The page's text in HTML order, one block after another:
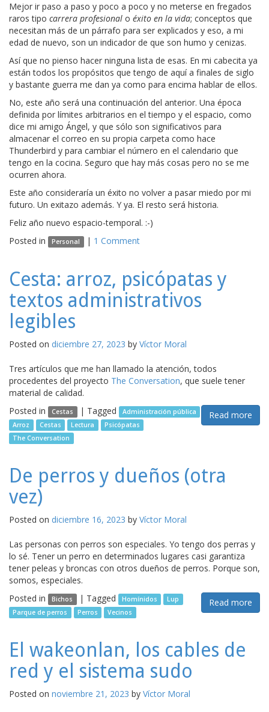
Mejor ir paso a paso y poco a poco y no meterse en fregados
raros tipo carrera profesional o éxito en la vida; conceptos que
necesitan más de un párrafo para ser explicados y eso, a mi
edad de nuevo, son un indicador de que son humo y cenizas.
Así que no pienso hacer ninguna lista de esas. En mi cabecita ya
están todos los propósitos que tengo de aquí a finales de siglo
y bastante guerra me dan ya como para encima hablar de ellos.
No, este año será una continuación del anterior. Una época
definida por límites arbitrarios en el tiempo y el espacio, como
dice mi amigo Ángel, y que sólo son significativos para
almacenar el correo en su propia carpeta como hace
Thunderbird y para cambiar el número en el calendario que
tengo en la cocina. Seguro que hay más cosas pero no se me
ocurren ahora.
Este año consideraría un éxito no volver a pasar miedo por mi
futuro. Un exitazo además. Y ya. El resto será historia.
Feliz año nuevo espacio-temporal. :-)
Posted in
Personal | 1 Comment
Cesta: arroz, psicópatas y
textos administrativos
legibles
Posted on diciembre 27, 2023 by Víctor Moral
Tres artículos que me han llamado la atención, todos
procedentes del proyecto The Conversation, que suele tener
material de calidad.
Read more
Posted in Cestas | Tagged
Administración pública
Arroz
Cestas Lectura
Psicópatas
The Conversation
De perros y dueños (otra
vez)
Posted on diciembre 16, 2023 by Víctor Moral
Las personas con perros son especiales. Yo tengo dos perras y
lo sé. Tener un perro en determinados lugares casi garantiza
tener peleas y broncas con otros dueños de perros. Porque son,
somos, especiales.
Read more
Posted in Bichos | Tagged Homínidos
Lup
Parque de perros
Perros Vecinos
El wakeonlan, los cables de
red y el sistema sudo
Posted on noviembre 21, 2023 by Víctor Moral